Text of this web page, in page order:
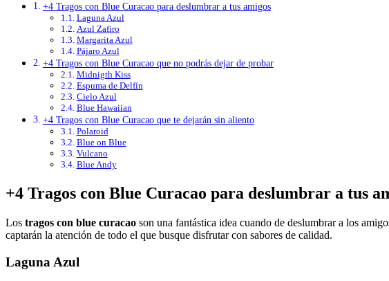
+4 Tragos con Blue Curacao para deslumbrar a tus amigos
Laguna Azul
Azul Zafiro
Margarita Azul
Pájaro Azul
+4 Tragos con Blue Curacao que no podrás dejar de probar
Midnigth Kiss
Espuma de Delfín
Cielo Azul
Blue Hawaiian
+4 Tragos con Blue Curacao que te dejarán sin aliento
Polaroid
Blue on Blue
Vulcano
Blue Andy
+4 Tragos con Blue Curacao para deslumbrar a tus
Los tragos con blue curacao son una fantástica idea cuando de deslumbrar a los
captarán la atención de todo el que busque disfrutar con sabores de calidad.
Laguna Azul